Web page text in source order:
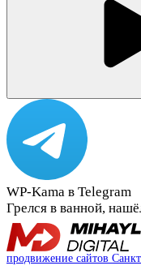
WP-Kama в Telegram
Грелся в ванной,
продвижение сайтов